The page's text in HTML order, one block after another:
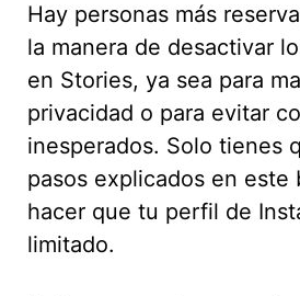
Hay personas más
la manera de desactivar
en Stories, ya sea para
privacidad o para evitar
inesperados. Solo tienes
pasos explicados en
hacer que tu perfil de
limitado.